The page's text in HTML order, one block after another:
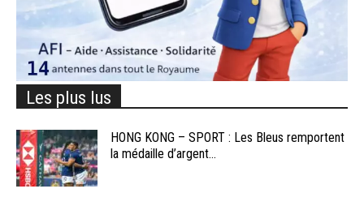
Les plus lus
HONG KONG – SPORT : Les Bleus remportent
la médaille d’argent...